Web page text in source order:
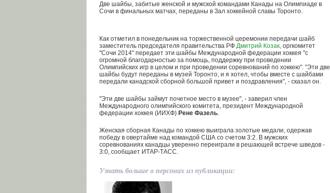
Две шайбы, забитые женской и мужской командами Канады на Олимпиаде в
Сочи в финальных матчах, переданы в Зал хоккейной славы Торонто.
Как отметил в понедельник на торжественной церемонии передачи шайб
заместитель председателя правительства РФ Дмитрий Козак, оргкомитет
"Сочи 2014" передает эти шайбы Международной федерации хоккея "с
огромной благодарностью за помощь, поддержку при проведении
Олимпийских игр в целом и при проведении соревнований по хоккею". "Эти две
шайбы будут переданы в музей Торонто, и я хотел, чтобы вместе с шайбами
передали канадской сборной большой привет и поздравления", - сказал он.
"Эти две шайбы займут почетное место в музее", - заверил член
Международного олимпийского комитета, президент Международной
федерации хоккея (ИИХФ) Рене Фазель.
Женская сборная Канады по хоккею выиграла золотые медали, одержав
победу в овертайме над командой США со счетом 3:2. В мужских
соревнованиях канадцы уверенно переиграли в решающей встрече шведов -
3:0, сообщает ИТАР-ТАСС.
Узнать больше о персонах из публикации: